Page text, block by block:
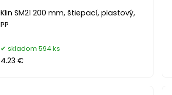
Klin SM21 200 mm, štiepací, plastový,
PP
skladom 594 ks
4.23 €